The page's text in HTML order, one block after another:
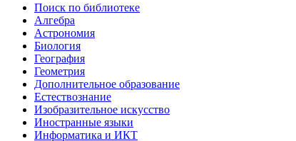
Поиск по библиотеке
Алгебра
Астрономия
Биология
География
Геометрия
Дополнительное образование
Естествознание
Изобразительное искусство
Иностранные языки
Информатика и ИКТ